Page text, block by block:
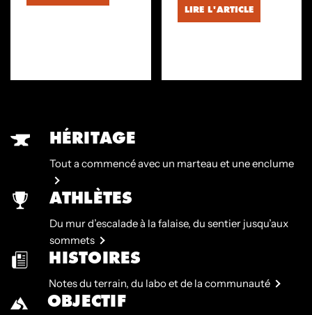
LIRE L'ARTICLE
HÉRITAGE
Tout a commencé avec un marteau et une enclume
ATHLÈTES
Du mur d’escalade à la falaise, du sentier jusqu’aux
sommets
HISTOIRES
Notes du terrain, du labo et de la communauté
OBJECTIF